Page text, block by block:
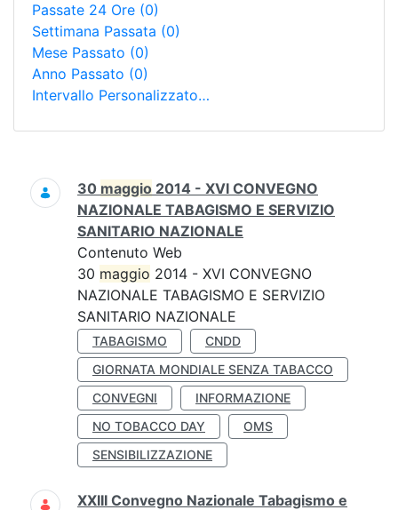
Passate 24 Ore (0)
Settimana Passata (0)
Mese Passato (0)
Anno Passato (0)
Intervallo Personalizzato…
Ricerca
30 maggio 2014 - XVI CONVEGNO
NAZIONALE TABAGISMO E SERVIZIO
SANITARIO NAZIONALE
Contenuto Web
30 maggio 2014 - XVI CONVEGNO
NAZIONALE TABAGISMO E SERVIZIO
SANITARIO NAZIONALE
TABAGISMO
CNDD
GIORNATA MONDIALE SENZA TABACCO
CONVEGNI
INFORMAZIONE
NO TOBACCO DAY
OMS
SENSIBILIZZAZIONE
XXIII Convegno Nazionale Tabagismo e